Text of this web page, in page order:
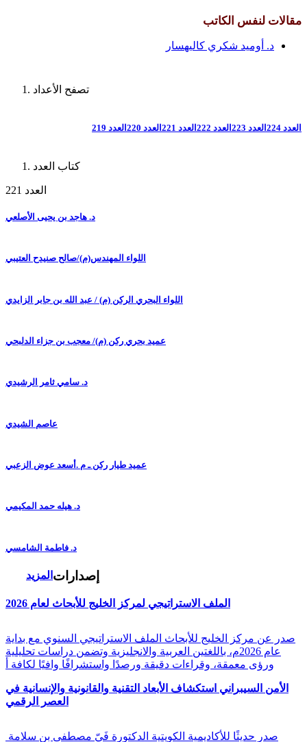
مقالات لنفس الكاتب
د. أوميد شكري كاليهسار
تصفح الأعداد
العدد 224 العدد 223 العدد 222 العدد 221 العدد 220 العدد 219
كتاب العدد
العدد 221
د. هاجد بن يحيى الأصلعي
اللواء المهندس(م)/صالح صنيدح العتيبي
اللواء البحري الركن (م) / عبد الله بن جابر الزايدي
عميد بحري ركن (م)/ معجب بن جزاء الدلبحي
د. سامي ثامر الرشيدي
عاصم الشيدي
عميد طيار ركن ـ م .أسعد عوض الزعبي
د. هيله حمد المكيمي
د. فاطمة الشامسي
المزيد إصدارات
الملف الاستراتيجي لمركز الخليج للأبحاث لعام 2026
صدر عن مركز الخليج للأبحاث الملف الاستراتيجي السنوي مع بداية
عام 2026م، باللغتين العربية والانجليزية وتضمن دراسات تحليلية
ورؤى معمقة، وقراءات دقيقة ورصدًا واستشرافًا وافيًا لكافة أ
الأمن السيبراني استكشاف الأبعاد التقنية والقانونية والإنسانية في
العصر الرقمي